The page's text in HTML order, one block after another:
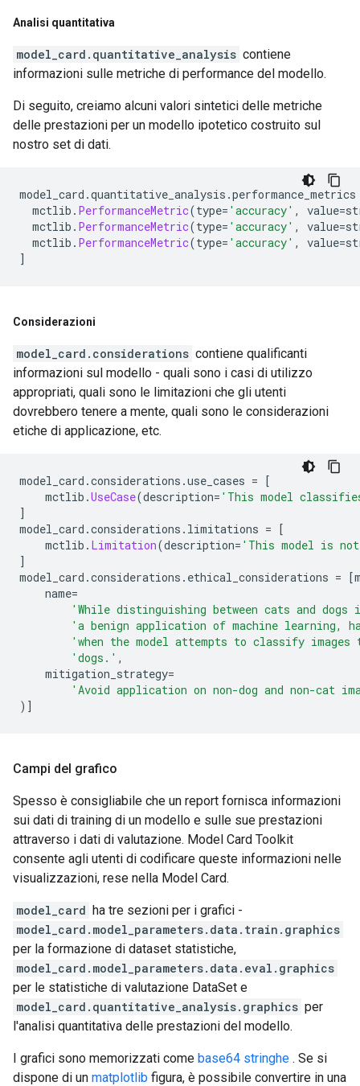
Analisi quantitativa
model_card.quantitative_analysis contiene
informazioni sulle metriche di performance del modello.
Di seguito, creiamo alcuni valori sintetici delle metriche
delle prestazioni per un modello ipotetico costruito sul
nostro set di dati.
model_card .quantitative_analysis .
mctlib . PerformanceMetric(type= 'accuracy' , value=
mctlib . PerformanceMetric(type= 'accuracy' , value=
mctlib . PerformanceMetric(type= 'accuracy' , value=
]
Considerazioni
model_card.considerations contiene qualificanti
informazioni sul modello - quali sono i casi di utilizzo
appropriati, quali sono le limitazioni che gli utenti
dovrebbero tenere a mente, quali sono le considerazioni
etiche di applicazione, etc.
model_card .considerations .use_cases = [
mctlib .UseCase(description= 'This model
]
model_card .considerations . limitations = [
mctlib . Limitation(description= 'This model is
]
model_card .considerations . ethical_considerations = [
name=
'While distinguishing between cats and
'a benign application of machine learning,
'when the model attempts to classify
'dogs.' ,
mitigation_strategy=
'Avoid application on non-dog and non-cat
)]
Campi del grafico
Spesso è consigliabile che un report fornisca informazioni
sui dati di training di un modello e sulle sue prestazioni
attraverso i dati di valutazione. Model Card Toolkit
consente agli utenti di codificare queste informazioni nelle
visualizzazioni, rese nella Model Card.
model_card ha tre sezioni per i grafici -
model_card.model_parameters.data.train.graphics
per la formazione di dataset statistiche,
model_card.model_parameters.data.eval.graphics
per le statistiche di valutazione DataSet e
model_card.quantitative_analysis.graphics per
l'analisi quantitativa delle prestazioni del modello.
I grafici sono memorizzati come base64 stringhe . Se si
dispone di un matplotlib figura, è possibile convertire in una